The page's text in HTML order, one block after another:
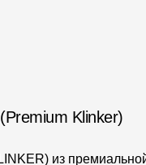
Klinker)
из